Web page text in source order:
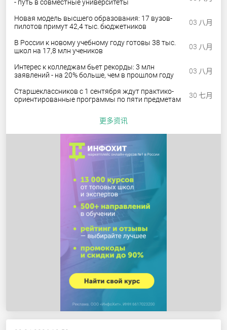
- путь в совместные университеты
Новая модель высшего образования: 17 вузов-
пилотов примут 42,4 тыс. бюджетников
03 八月
В России к новому учебному году готовы 38 тыс.
школ на 17,8 млн учеников
03 八月
Интерес к колледжам бьет рекорды: 3 млн
заявлений - на 20% больше, чем в прошлом году
03 八月
Старшеклассников с 1 сентября ждут практико-
ориентированные программы по пяти предметам
30 七月
更多资讯